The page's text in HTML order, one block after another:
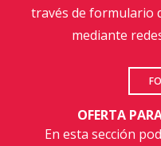
través de formulario
mediante
OFERTA
En esta sección